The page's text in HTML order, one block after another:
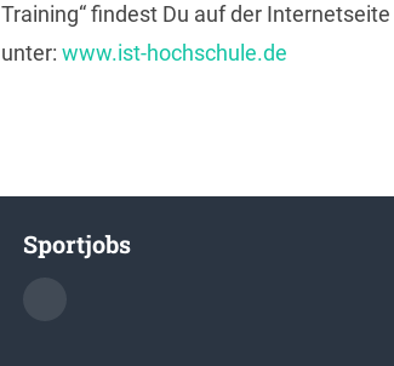
Training“ findest Du auf der
unter: www.ist-hochschule.de
Sportjobs